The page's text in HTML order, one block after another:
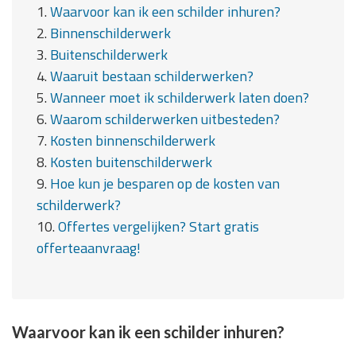
1.Waarvoor kan ik een schilder inhuren?
2. Binnenschilderwerk
3. Buitenschilderwerk
4.Waaruit bestaan schilderwerken?
5.Wanneer moet ik schilderwerk laten doen?
6.Waarom schilderwerken uitbesteden?
7. Kosten binnenschilderwerk
8. Kosten buitenschilderwerk
9. Hoe kun je besparen op de kosten van
schilderwerk?
10.Offertes vergelijken? Start gratis
offerteaanvraag!
Waarvoor kan ik een schilder inhuren?